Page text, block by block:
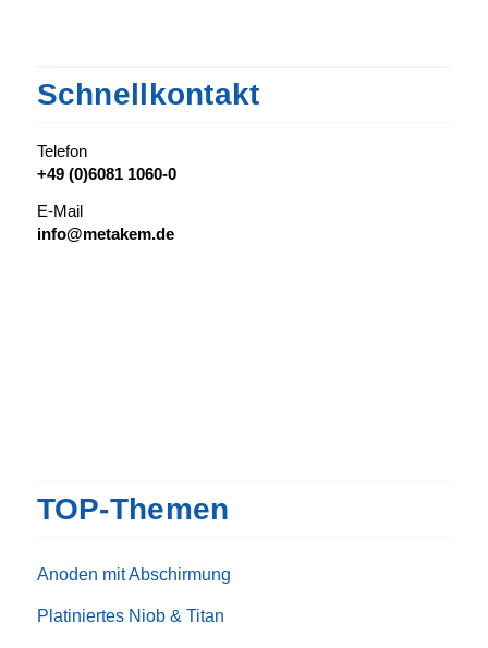
Schnellkontakt
Telefon
+49 (0)6081 1060-0
E-Mail
info@metakem.de
TOP-Themen
Anoden mit Abschirmung
Platiniertes Niob & Titan